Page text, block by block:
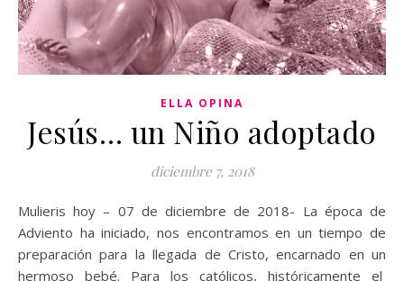
ELLA OPINA
Jesús… un Niño adoptado
diciembre 7, 2018
Mulieris hoy – 07 de diciembre de 2018- La época de
Adviento ha iniciado, nos encontramos en un tiempo de
preparación para la llegada de Cristo, encarnado en un
hermoso bebé. Para los católicos, históricamente el